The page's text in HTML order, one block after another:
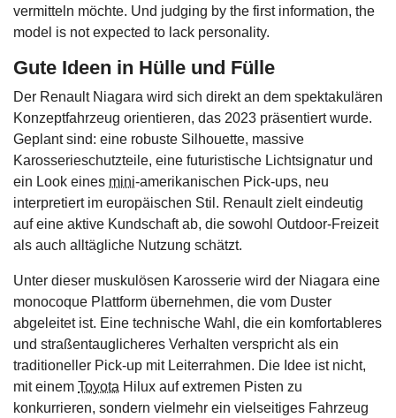
vermitteln möchte. Und judging by the first information, the
model is not expected to lack personality.
Gute Ideen in Hülle und Fülle
Der Renault Niagara wird sich direkt an dem spektakulären
Konzeptfahrzeug orientieren, das 2023 präsentiert wurde.
Geplant sind: eine robuste Silhouette, massive
Karosserieschutzteile, eine futuristische Lichtsignatur und
ein Look eines mini-amerikanischen Pick-ups, neu
interpretiert im europäischen Stil. Renault zielt eindeutig
auf eine aktive Kundschaft ab, die sowohl Outdoor-Freizeit
als auch alltägliche Nutzung schätzt.
Unter dieser muskulösen Karosserie wird der Niagara eine
monocoque Plattform übernehmen, die vom Duster
abgeleitet ist. Eine technische Wahl, die ein komfortableres
und straßentauglicheres Verhalten verspricht als ein
traditioneller Pick-up mit Leiterrahmen. Die Idee ist nicht,
mit einem Toyota Hilux auf extremen Pisten zu
konkurrieren, sondern vielmehr ein vielseitiges Fahrzeug